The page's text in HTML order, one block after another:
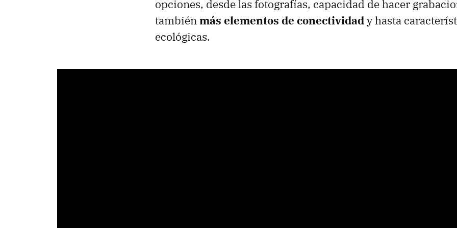
opciones, desde las fotografías, capacidad de hacer
tambiénmás elementos de conectividady hasta
ecológicas.